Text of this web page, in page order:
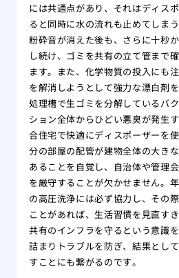
には共通点があり、それはディス
ると同時に水の流れも止めてしま
粉砕音が消えた後も、さらに十秒
し続け、ゴミを共有の立て管まで
ます。また、化学物質の投入にも
を解消しようとして強力な漂白剤
処理槽で生ゴミを分解しているバ
ション全体からひどい悪臭が発生
合住宅で快適にディスポーザーを
分の部屋の配管が建物全体の大き
あることを自覚し、自治体や管理
を厳守することが欠かせません。
の高圧洗浄には必ず協力し、その
ことがあれば、生活習慣を見直す
共有のインフラを守るという意識
詰まりトラブルを防ぎ、結果とし
すことにも繋がるのです。